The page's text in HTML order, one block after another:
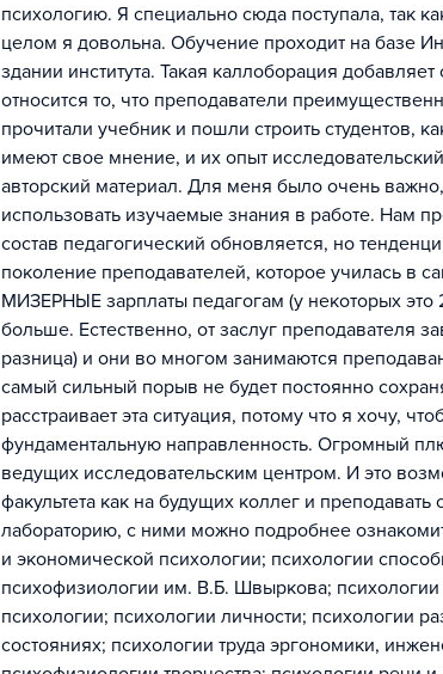
психологию. Я специально сюда поступала, так
целом я довольна. Обучение проходит на базе
здании института. Такая каллоборация
относится то, что преподаватели
прочитали учебник и пошли строить студентов,
имеют свое мнение, и их опыт
авторский материал. Для меня было очень
использовать изучаемые знания в работе. Нам
состав педагогический обновляется, но
поколение преподавателей, которое училась в
МИЗЕРНЫЕ зарплаты педагогам (у некоторых это
больше. Естественно, от заслуг преподавателя
разница) и они во многом занимаются
самый сильный порыв не будет постоянно
расстраивает эта ситуация, потому что я хочу,
фундаментальную направленность. Огромный
ведущих исследовательским центром. И это
факультета как на будущих коллег и
лабораторию, с ними можно подробнее
и экономической психологии; психологии
психофизиологии им. В.Б. Швыркова;
психологии; психологии личности; психологии
состояниях; психологии труда эргономики,